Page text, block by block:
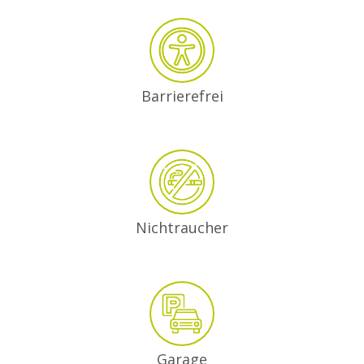
Barrierefrei
Nichtraucher
Garage